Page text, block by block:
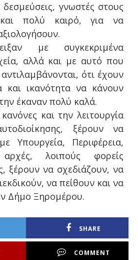
γνωστές στους
πολύ καιρό, για να
με συγκεκριμένα
αλλά και με αυτό που
ότι έχουν
και ικανότητα να κάνουν
έκαναν πολύ καλά.
και την λειτουργία
ξέρουν να
Υπουργεία, Περιφέρεια,
αρχές, λοιπούς φορείς
ξέρουν να σχεδιάζουν, να
να πείθουν και να
Δήμο Ξηρομέρου.
SHARE
COMMENT